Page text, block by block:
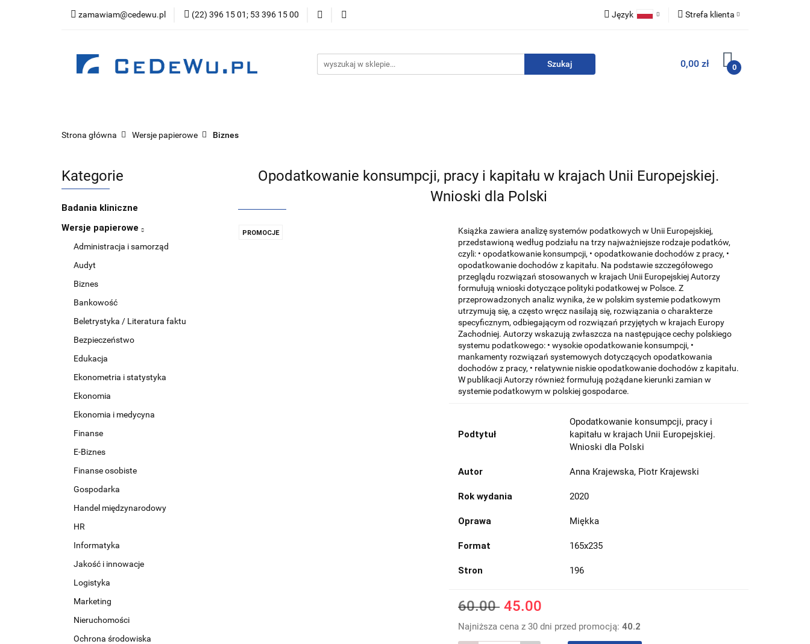
zamawiam@cedewu.pl (22) 396 15 01; 53 396 15 00 Język Strefa klienta
Zarejestruj się
0,00 zł 0
Kategorie Nowości Zapowiedzi
Wydawnictwo Wydawnictwa
Strona główna Wersje papierowe Biznes
Kategorie
Badania kliniczne
Wersje papierowe
Administracja i samorząd
Audyt
Biznes
Bankowość
Beletrystyka / Literatura faktu
Bezpieczeństwo
Edukacja
Ekonometria i statystyka
Ekonomia
Ekonomia i medycyna
Finanse
E-Biznes
Finanse osobiste
Gospodarka
Handel międzynarodowy
HR
Informatyka
Jakość i innowacje
Logistyka
Marketing
Nieruchomości
Ochrona środowiska
Opodatkowanie konsumpcji, pracy i kapitału w krajach Unii Europejskiej.
Wnioski dla Polski
PROMOCJE
Książka zawiera analizę systemów podatkowych w Unii Europejskiej,
przedstawioną według podziału na trzy najważniejsze rodzaje podatków,
czyli: • opodatkowanie konsumpcji, • opodatkowanie dochodów z pracy, •
opodatkowanie dochodów z kapitału. Na podstawie szczegółowego
przeglądu rozwiązań stosowanych w krajach Unii Europejskiej Autorzy
formułują wnioski dotyczące polityki podatkowej w Polsce. Z
przeprowadzonych analiz wynika, że w polskim systemie podatkowym
utrzymują się, a często wręcz nasilają się, rozwiązania o charakterze
specyficznym, odbiegającym od rozwiązań przyjętych w krajach Europy
Zachodniej. Autorzy wskazują zwłaszcza na następujące cechy polskiego
systemu podatkowego: • wysokie opodatkowanie konsumpcji, •
mankamenty rozwiązań systemowych dotyczących opodatkowania
dochodów z pracy, • relatywnie niskie opodatkowanie dochodów z kapitału.
W publikacji Autorzy również formułują pożądane kierunki zamian w
systemie podatkowym w polskiej gospodarce.
Podtytuł
Opodatkowanie konsumpcji, pracy i
kapitału w krajach Unii Europejskiej.
Wnioski dla Polski
Autor Anna Krajewska, Piotr Krajewski
Rok wydania 2020
Oprawa Miękka
Format 165x235
Stron 196
60.00 45.00
Najniższa cena z 30 dni przed promocją:40.2